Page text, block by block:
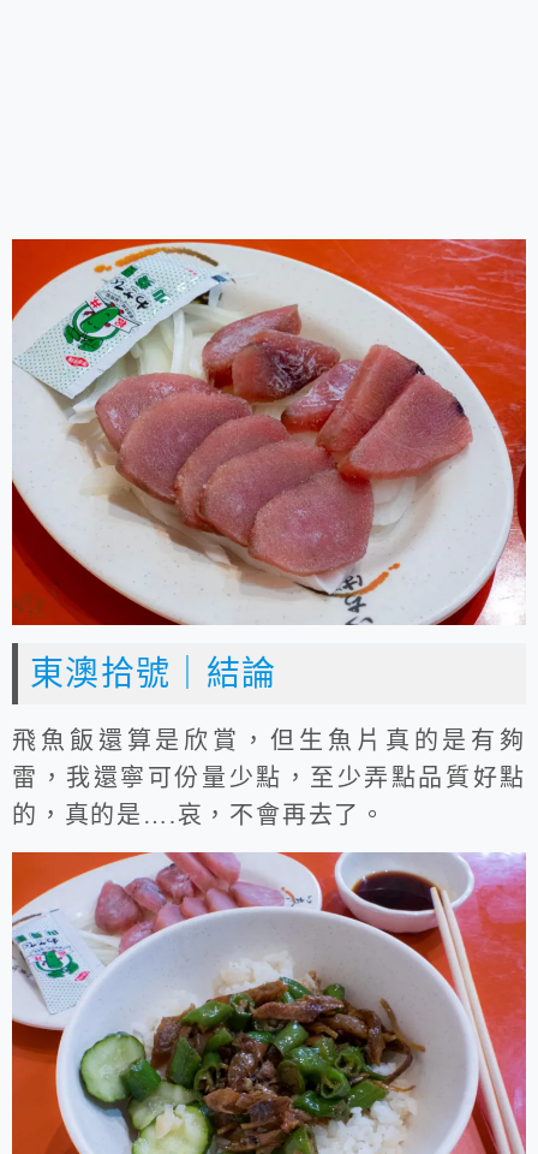
東澳拾號｜結論
飛魚飯還算是欣賞，但生魚片真的是有夠
雷，我還寧可份量少點，至少弄點品質好點
的，真的是….哀，不會再去了。